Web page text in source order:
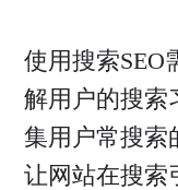
使用搜索SEO
解用户的搜索
集用户常搜索
让网站在搜索